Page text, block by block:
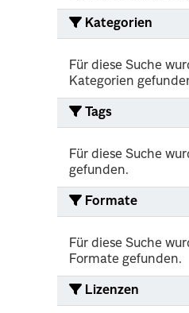
Kategorien
Für diese Suche
Kategorien
Tags
Für diese Suche
gefunden.
Formate
Für diese Suche
Formate gefunden.
Lizenzen